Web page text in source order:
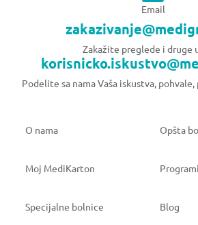
Email
Zakažite preglede i druge
Podelite sa nama Vaša iskustva,
O nama Opšta
Moj MediKarton Programi
Specijalne bolnice Blog